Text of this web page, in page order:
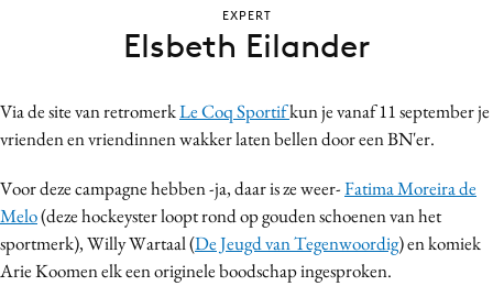
Contentmarketing
Craft
Customer Experience
Data & Insights
Design
Digital transformation
Via de site van retromerkLe Coq Sportifkun je vanaf 11 september je
vrienden en vriendinnen wakker laten bellen door een BN'er.
Voor deze campagne hebben -ja, daar is ze weer-Fatima Moreira de
Melo(deze hockeyster loopt rond op gouden schoenen van het
sportmerk), Willy Wartaal (De Jeugd van Tegenwoordig) en komiek
Arie Koomen elk een originele boodschap ingesproken.
EXPERT
Elsbeth Eilander